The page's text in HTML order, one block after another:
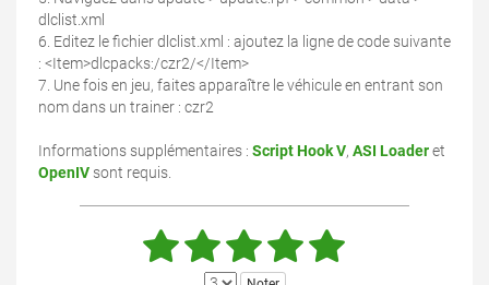
dlclist.xml
6. Editez le fichier dlclist.xml : ajoutez la ligne de code suivante
: <Item>dlcpacks:/czr2/</Item>
7. Une fois en jeu, faites apparaître le véhicule en entrant son
nom dans un trainer : czr2
Informations supplémentaires : Script Hook V, ASI Loaderet
OpenIV sont requis.